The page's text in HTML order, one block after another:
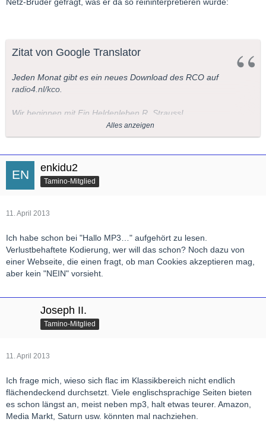
Zitat von Google Translator
Jeden Monat gibt es ein neues Download des RCO auf
radio4.nl/kco.
Wir beginnen mit Ein Heldenleben R. Strauss!
Der erste Download, Ein Heldenleben von Richard Strauss, ist
Bis November, wird es jeden Monat eine zusätzliche Download,
Geschenk von Radio 4, der AVRO und dem Royal
Jubiläums des Orchesters im Jahr 2013 sein.
Alles anzeigen
enkidu2
Tamino-Mitglied
11. April 2013
Ich habe schon bei "Hallo MP3…" aufgehört zu lesen.
Verlustbehaftete Kodierung, wer will das schon? Noch dazu von
einer Webseite, die einen fragt, ob man Cookies akzeptieren mag,
aber kein "NEIN" vorsieht.
Joseph II.
Tamino-Mitglied
11. April 2013
Ich frage mich, wieso sich flac im Klassikbereich nicht endlich
flächendeckend durchsetzt. Viele englischsprachige Seiten bieten
es schon längst an, meist neben mp3, halt etwas teurer. Amazon,
Media Markt, Saturn usw. könnten mal nachziehen.